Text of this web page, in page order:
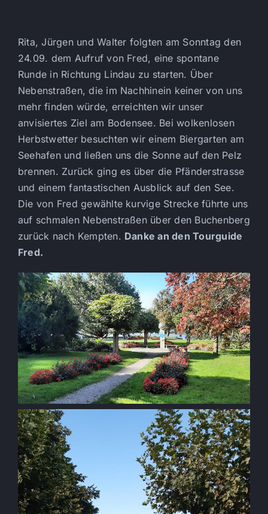
Rita, Jürgen und Walter folgten am Sonntag den
24.09. dem Aufruf von Fred, eine spontane
Runde in Richtung Lindau zu starten. Über
Nebenstraßen, die im Nachhinein keiner von uns
mehr finden würde, erreichten wir unser
anvisiertes Ziel am Bodensee. Bei wolkenlosen
Herbstwetter besuchten wir einem Biergarten am
Seehafen und ließen uns die Sonne auf den Pelz
brennen. Zurück ging es über die Pfänderstrasse
und einem fantastischen Ausblick auf den See.
Die von Fred gewählte kurvige Strecke führte uns
auf schmalen Nebenstraßen über den Buchenberg
zurück nach Kempten. Danke an den Tourguide
Fred.